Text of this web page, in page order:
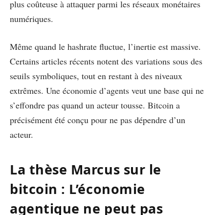
plus coûteuse à attaquer parmi les réseaux monétaires
numériques.
Même quand le hashrate fluctue, l’inertie est massive.
Certains articles récents notent des variations sous des
seuils symboliques, tout en restant à des niveaux
extrêmes. Une économie d’agents veut une base qui ne
s’effondre pas quand un acteur tousse. Bitcoin a
précisément été conçu pour ne pas dépendre d’un
acteur.
La thèse Marcus sur le
bitcoin : L’économie
agentique ne peut pas